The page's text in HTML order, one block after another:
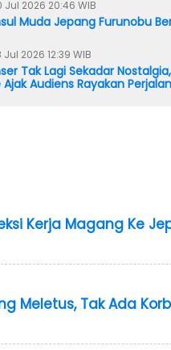
Jul 2026 20:46 WIB
Muda Jepang Furunobu
2026 12:39 WIB
Tak Lagi Sekadar
Ajak Audiens Rayakan
Kerja Magang Ke
Meletus, Tak Ada